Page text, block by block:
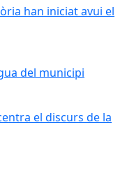
han iniciat avui el
del municipi
del municipi
el discurs de la
el discurs de la